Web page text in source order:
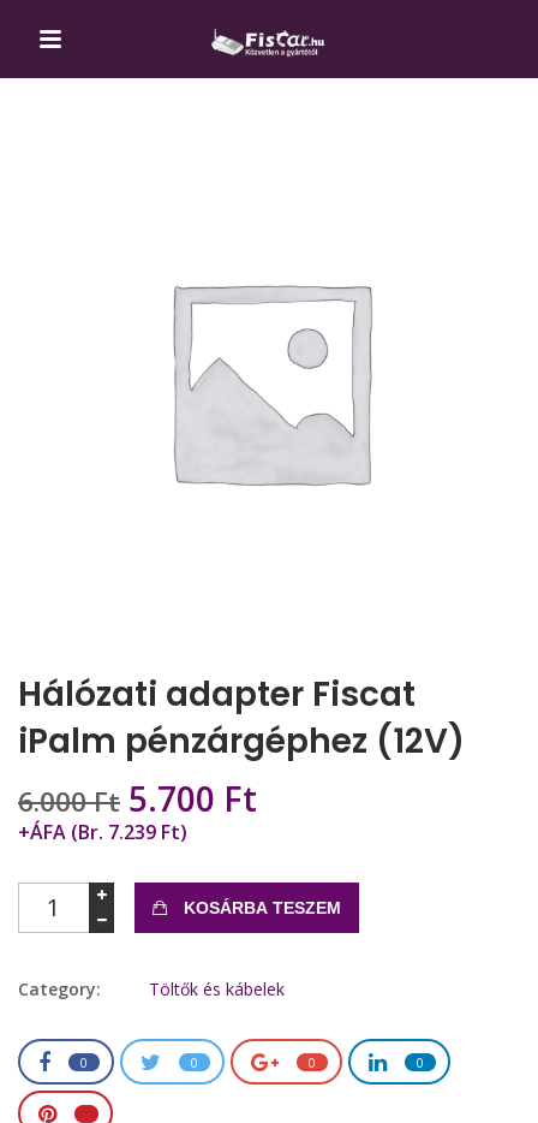
Hálózati adapter Fiscat
iPalm pénzárgéphez (12V)
6.000Ft Original
price
6.000 Ft.
5.700 Ft
5.700 Ft.
+ÁFA (Br. 7.239 Ft)
Mennyiség
KOSÁRBA TESZEM
Category: Töltők és kábelek
0 0 0 0